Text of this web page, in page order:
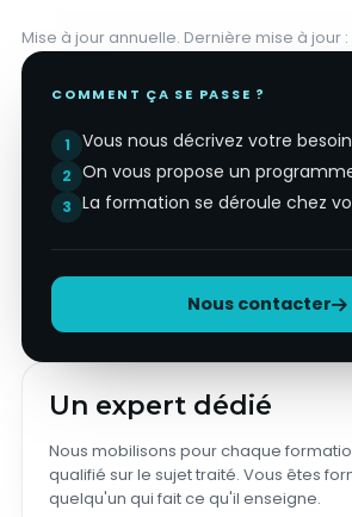
Mise à jour annuelle. Dernière mise à jour
COMMENT ÇA SE PASSE ?
1 Vous nous décrivez votre besoin
2 On vous propose un
3 La formation se déroule chez
Nous contacter
Un expert dédié
Nous mobilisons pour chaque
qualifié sur le sujet traité. Vous êtes
quelqu'un qui fait ce qu'il enseigne.